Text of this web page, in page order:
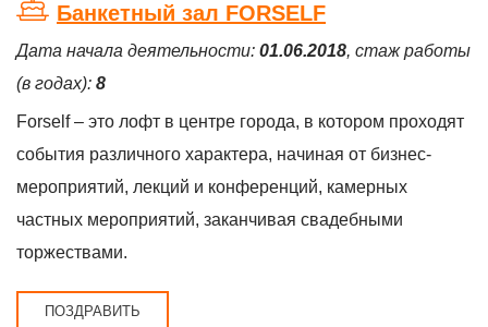
Банкетный зал FORSELF
Дата начала деятельности: 01.06.2018, стаж работы
(в годах): 8
Forself – это лофт в центре города, в котором проходят
события различного характера, начиная от бизнес-
мероприятий, лекций и конференций, камерных
частных мероприятий, заканчивая свадебными
торжествами.
ПОЗДРАВИТЬ